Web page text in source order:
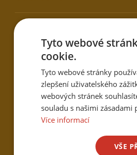
About us
Accommodation
Events Calendar
Tyto webové
cookie.
Tyto webové stránky
zlepšení uživatelského
webových stránek
souladu s našimi
Více informací
VŠE